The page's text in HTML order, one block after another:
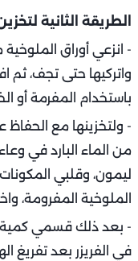
الطريقة الثانية
- انزعي أوراق
واتركيها حتى تجف، ثم
باستخدام المفرمة أو
- ولتخزينها مع
من الماء البارد في
ليمون، وقلبي
الملوخية المفرومة،
- بعد ذلك قسمي كمية
في الفريزر بعد تفريغ